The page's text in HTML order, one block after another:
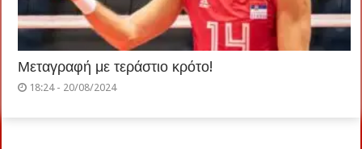
Μεταγραφή με τεράστιο κρότο!
18:24 - 20/08/2024